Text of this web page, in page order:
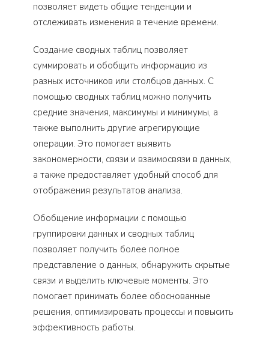
позволяет видеть общие тенденции и
отслеживать изменения в течение времени.
Создание сводных таблиц позволяет
суммировать и обобщить информацию из
разных источников или столбцов данных. С
помощью сводных таблиц можно получить
средние значения, максимумы и минимумы, а
также выполнить другие агрегирующие
операции. Это помогает выявить
закономерности, связи и взаимосвязи в данных,
а также предоставляет удобный способ для
отображения результатов анализа.
Обобщение информации с помощью
группировки данных и сводных таблиц
позволяет получить более полное
представление о данных, обнаружить скрытые
связи и выделить ключевые моменты. Это
помогает принимать более обоснованные
решения, оптимизировать процессы и повысить
эффективность работы.